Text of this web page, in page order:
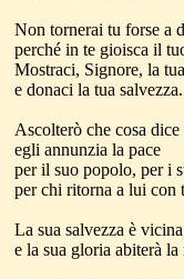
Non tornerai tu forse a
perché in te gioisca il
Mostraci, Signore, la
e donaci la tua salvezza.
Ascolterò che cosa
egli annunzia la pace
per il suo popolo, per i
per chi ritorna a lui con
La sua salvezza è
e la sua gloria abiterà la